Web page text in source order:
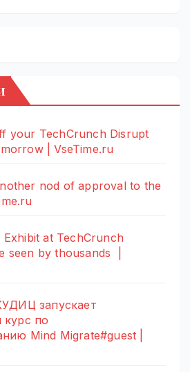
your TechCrunch Disrupt
| VseTime.ru
nod of approval to the
at TechCrunch
seen by thousands |
запускает
курс по
Mind Migrate#guest |